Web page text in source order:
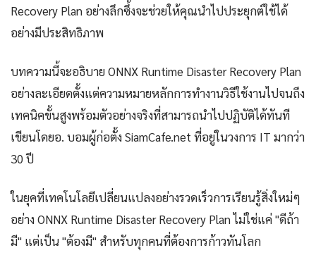
Recovery Plan อย่างลึกซึ้งจะช่วยให้คุณนำไปประยุกต์ใช้ได้
อย่างมีประสิทธิภาพ
บทความนี้จะอธิบาย ONNX Runtime Disaster Recovery Plan
อย่างละเอียดตั้งแต่ความหมายหลักการทำงานวิธีใช้งานไปจนถึง
เทคนิคขั้นสูงพร้อมตัวอย่างจริงที่สามารถนำไปปฏิบัติได้ทันที
เขียนโดยอ. บอมผู้ก่อตั้ง SiamCafe.net ที่อยู่ในวงการ IT มากว่า
30 ปี
ในยุคที่เทคโนโลยีเปลี่ยนแปลงอย่างรวดเร็วการเรียนรู้สิ่งใหม่ๆ
อย่าง ONNX Runtime Disaster Recovery Plan ไม่ใช่แค่ "ดีถ้า
มี" แต่เป็น "ต้องมี" สำหรับทุกคนที่ต้องการก้าวทันโลก